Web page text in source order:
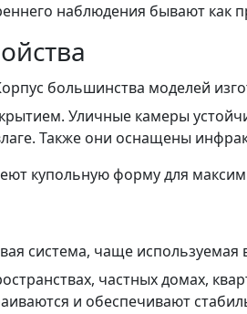
наблюдения бывают как
большинства моделей
Уличные камеры
Также они оснащены
купольную форму для
система, чаще используемая
частных домах,
и обеспечивают